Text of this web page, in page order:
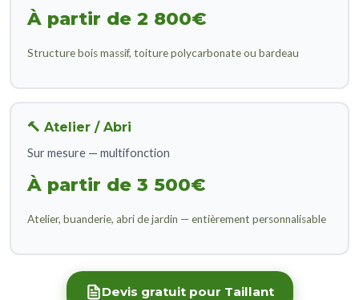
À partir de 2 800€
Structure bois massif, toiture polycarbonate ou bardeau
🔨 Atelier / Abri
Sur mesure — multifonction
À partir de 3 500€
Atelier, buanderie, abri de jardin — entièrement personnalisable
Devis gratuit pour Taillant